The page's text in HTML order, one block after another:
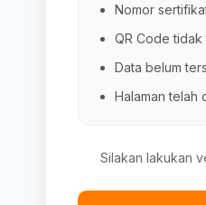
Nomor
QR Code
Data belum
Halaman telah
Silakan lakukan